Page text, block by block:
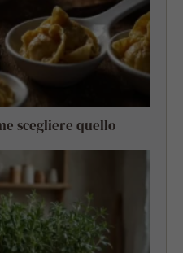
scegliere quello